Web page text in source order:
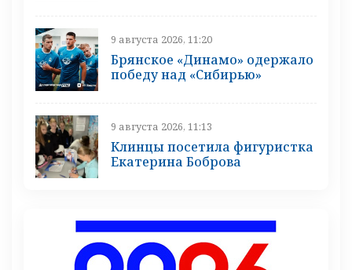
9 августа 2026, 11:20
Брянское «Динамо» одержало
победу над «Сибирью»
9 августа 2026, 11:13
Клинцы посетила фигуристка
Екатерина Боброва